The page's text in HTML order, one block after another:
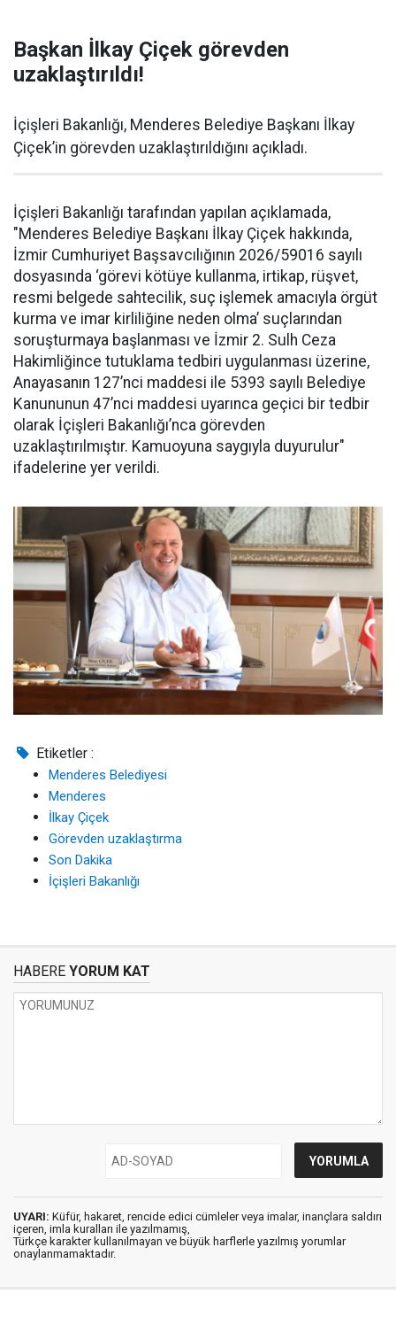
Başkan İlkay Çiçek görevden
uzaklaştırıldı!
İçişleri Bakanlığı, Menderes Belediye Başkanı İlkay
Çiçek’in görevden uzaklaştırıldığını açıkladı.
İçişleri Bakanlığı tarafından yapılan açıklamada,
"Menderes Belediye Başkanı İlkay Çiçek hakkında,
İzmir Cumhuriyet Başsavcılığının 2026/59016 sayılı
dosyasında ‘görevi kötüye kullanma, irtikap, rüşvet,
resmi belgede sahtecilik, suç işlemek amacıyla örgüt
kurma ve imar kirliliğine neden olma’ suçlarından
soruşturmaya başlanması ve İzmir 2. Sulh Ceza
Hakimliğince tutuklama tedbiri uygulanması üzerine,
Anayasanın 127’nci maddesi ile 5393 sayılı Belediye
Kanununun 47’nci maddesi uyarınca geçici bir tedbir
olarak İçişleri Bakanlığı’nca görevden
uzaklaştırılmıştır. Kamuoyuna saygıyla duyurulur"
ifadelerine yer verildi.
Etiketler :
Menderes Belediyesi
Menderes
İlkay Çiçek
Görevden uzaklaştırma
Son Dakika
İçişleri Bakanlığı
HABERE YORUM KAT
UYARI: Küfür, hakaret, rencide edici cümleler veya imalar, inançlara saldırı
içeren, imla kuralları ile yazılmamış,
Türkçe karakter kullanılmayan ve büyük harflerle yazılmış yorumlar
onaylanmamaktadır.